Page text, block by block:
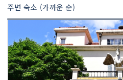
주변 숙소 (가까운 순)